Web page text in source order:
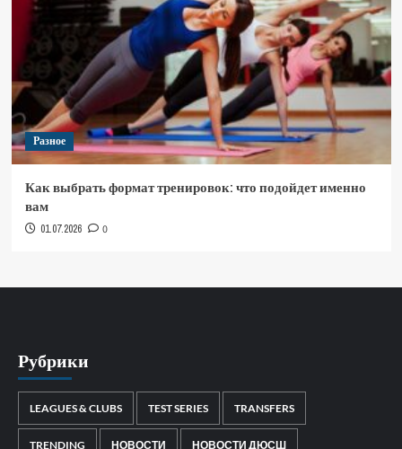
Разное
Как выбрать формат тренировок: что подойдет именно
вам
01.07.2026 0
Рубрики
LEAGUES & CLUBS TEST SERIES TRANSFERS
TRENDING НОВОСТИ НОВОСТИ ДЮСШ